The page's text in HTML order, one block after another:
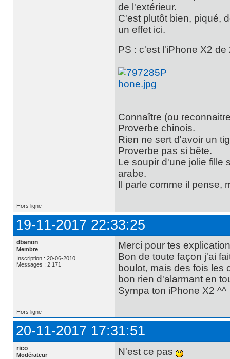
de l'extérieur.
C'est plutôt bien, piqué,
un effet ici.
PS : c'est l'iPhone X2
Connaître (ou
Proverbe chinois.
Rien ne sert d'avoir un
Proverbe pas si bête.
Le soupir d'une jolie fille
arabe.
Il parle comme il pense,
Hors ligne
19-11-2017 22:33:25
dbanon
Membre
Inscription : 20-06-2010
Messages : 2 171
Merci pour tes
Bon de toute façon j'ai
boulot, mais des fois les
bon rien d'alarmant en
Sympa ton iPhone X2 ^^
Hors ligne
20-11-2017 17:31:51
rico
Modérateur
N'est ce pas